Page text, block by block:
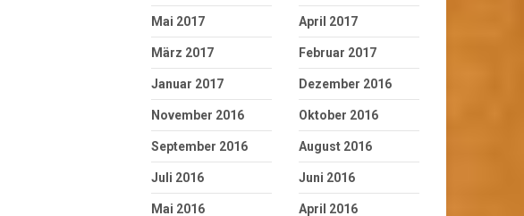
Mai 2017 April 2017
März 2017 Februar 2017
Januar 2017 Dezember 2016
November 2016 Oktober 2016
September 2016 August 2016
Juli 2016 Juni 2016
Mai 2016 April 2016